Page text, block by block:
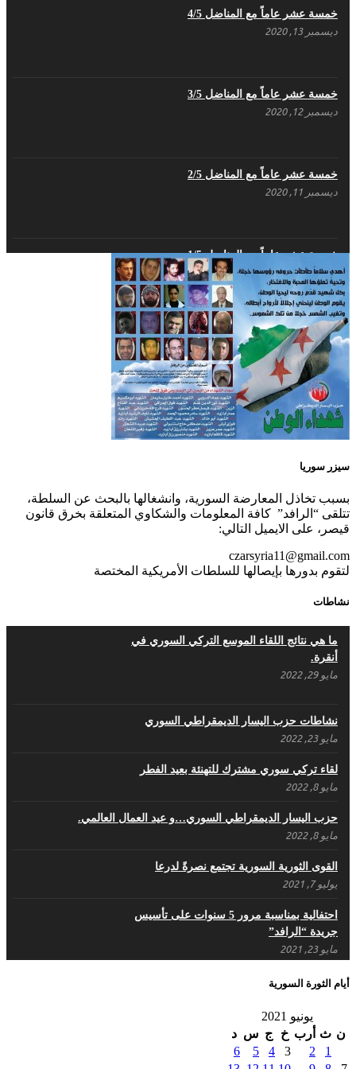
تنويه صادر عن المكتب الإعلامي لحزب اليسار
بطاقة تهنئة – حزب اليسار الديمقراطي
أَنقِذوا اللَاجِئين السُوريين في لُبنان – اللجنة
تهنئة نوروز – حزب اليسار الديمقراطي السوري
مارس 31, 2023
خمسة عشر عاماً مع المناضل 4/5
ديسمبر 13, 2020
خمسة عشر عاماً مع المناضل 3/5
ديسمبر 12, 2020
خمسة عشر عاماً مع المناضل 2/5
ديسمبر 11, 2020
خمسة عشر عاماً مع المناضل 1/5
ديسمبر 10, 2020
غاب صاحب الضحكة الطفولية
ديسمبر 10, 2020
مناضل بحجم الوطن …منصور الاتاسي . ما زلت
خالدا في قلوبنا
.منصورالاتاسي.( البوصلة في زمن الضياع )
ديسمبر 7, 2020
في الذكرى السنوية لرحيل الرفيق منصور أتاسي أبو مطيع رحمه الله. –
ديسمبر 6, 2020
لروحك المحبة والسلام أبا مطيع لن ننساك – خالد
الحموري
ديسمبر 6, 2020
سيزر سوريا
بسبب تخاذل المعارضة السورية، وانشغالها بالبحث عن السلطة،
تتلقى “الرافد” كافة المعلومات والشكاوي المتعلقة بخرق قانون
قيصر، على الايميل التالي:
czarsyria11@gmail.com
لتقوم بدورها بإيصالها للسلطات الأمريكية المختصة
نشاطات
ما هي نتائج اللقاء الموسع التركي السوري في
أنقرة.
مايو 29, 2022
نشاطات حزب اليسار الديمقراطي السوري
مايو 23, 2022
لقاء تركي سوري مشترك للتهنئة بعيد الفطر
مايو 8, 2022
حزب اليسار الديمقراطي السوري…و عيد العمال العالمي.
مايو 8, 2022
القوى الثورية السورية تجتمع نصرةً لدرعا
يوليو 7, 2021
احتفالية بمناسبة مرور 5 سنوات على تأسيس
جريدة “الرافد”
مايو 23, 2021
أيام الثورة السورية
يونيو 2021
ن ث أرب خ ج س د
1
2
3
4
5
6